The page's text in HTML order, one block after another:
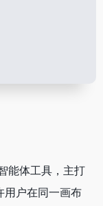
能体工具，主打
用户在同一画布